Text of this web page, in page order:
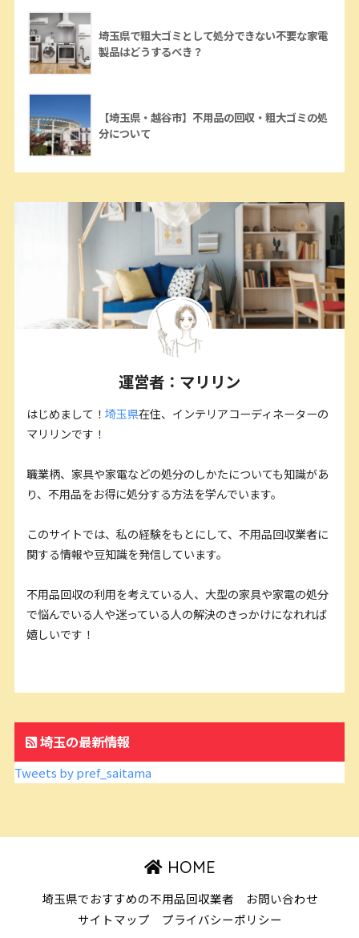
埼玉県で粗大ゴミとして処分できない不要な家電
製品はどうするべき？
【埼玉県・越谷市】不用品の回収・粗大ゴミの処
分について
運営者：マリリン
はじめまして！ 埼玉県在住、インテリアコーディネーターの
マリリンです！
職業柄、家具や家電などの処分のしかたについても知識があ
り、不用品をお得に処分する方法を学んでいます。
このサイトでは、私の経験をもとにして、不用品回収業者に
関する情報や豆知識を発信しています。
不用品回収の利用を考えている人、大型の家具や家電の処分
で悩んでいる人や迷っている人の解決のきっかけになれれば
嬉しいです！
埼玉の最新情報
Tweets by pref_saitama
HOME
埼玉県でおすすめの不用品回収業者
お問い合わせ
サイトマップ
プライバシーポリシー